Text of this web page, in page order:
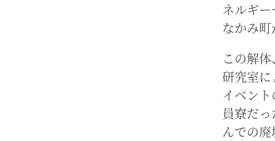
ネルギ
なかみ
この解
研究室
イベン
員寮だ
んでの